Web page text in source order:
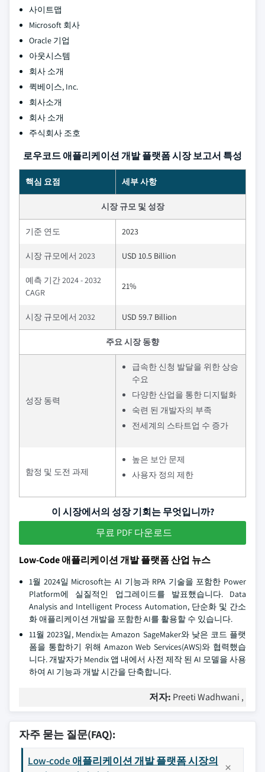
사이트맵
Microsoft 회사
Oracle 기업
아웃시스템
회사 소개
퀵베이스, Inc.
회사소개
회사 소개
주식회사 조호
로우코드 애플리케이션 개발 플랫폼 시장 보고서 특성
핵심 요점 세부 사항
시장 규모 및 성장
기준 연도 2023
시장 규모에서 2023 USD 10.5 Billion
예측 기간 2024 - 2032
CAGR
21%
시장 규모에서 2032 USD 59.7 Billion
주요 시장 동향
성장 동력
급속한 신청 발달을 위한 상승
수요
다양한 산업을 통한 디지털화
숙련 된 개발자의 부족
전세계의 스타트업 수 증가
함정 및 도전 과제
높은 보안 문제
사용자 정의 제한
이 시장에서의 성장 기회는 무엇입니까?
무료 PDF 다운로드
Low-Code 애플리케이션 개발 플랫폼 산업 뉴스
1월 2024일 Microsoft는 AI 기능과 RPA 기술을 포함한 Power
Platform에 실질적인 업그레이드를 발표했습니다. Data
Analysis and Intelligent Process Automation, 단순화 및 간소
화 애플리케이션 개발을 포함한 AI를 활용할 수 있습니다.
11월 2023일, Mendix는 Amazon SageMaker와 낮은 코드 플랫
폼을 통합하기 위해 Amazon Web Services(AWS)와 협력했습
니다. 개발자가 Mendix 앱 내에서 사전 제작 된 AI 모델을 사용
하여 AI 기능과 개발 시간을 단축합니다.
저자: Preeti Wadhwani ,
자주 묻는 질문(FAQ):
Low-code 애플리케이션 개발 플랫폼 시장의